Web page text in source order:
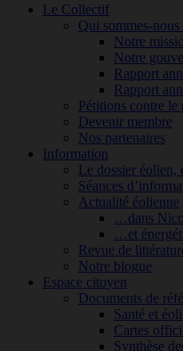
Le Collectif
Qui sommes-nous
Notre
Notre
Rapport
Rapport
Pétitions contre le
Devenir membre
Nos partenaires
Information
Le dossier éolien,
Séances
Actualité éolienne
…dans
…et
Revue de
Notre blogue
Espace citoyen
Documents de
Santé et
Cartes
Synthèse